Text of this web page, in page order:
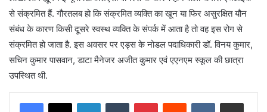
से संक्रमित हैं. गौरतलब हो कि संक्रमित व्यक्ति का खून या फिर असुरक्षित यौन
संबंध के कारण किसी दूसरे स्वस्थ व्यक्ति के संपर्क में आता है तो वह इस रोग से
संक्रमित हो जाता है. इस अवसर पर एड्स के नोडल पदाधिकारी डॉ. विनय कुमार,
सचिन कुमार पासवान, डाटा मैनेजर अजीत कुमार एवं एएनएम स्कूल की छात्रा
उपस्थित थी.
LinkedInTumblr PinterestReddit VKontakteShare via Email